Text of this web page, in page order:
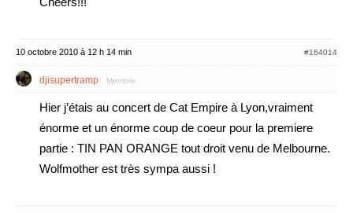
10 octobre 2010 à 12 h 14 min #164014
djisupertramp Membre
Hier j’étais au concert de Cat Empire à Lyon,vraiment
énorme et un énorme coup de coeur pour la premiere
partie : TIN PAN ORANGE tout droit venu de Melbourne.
Wolfmother est très sympa aussi !